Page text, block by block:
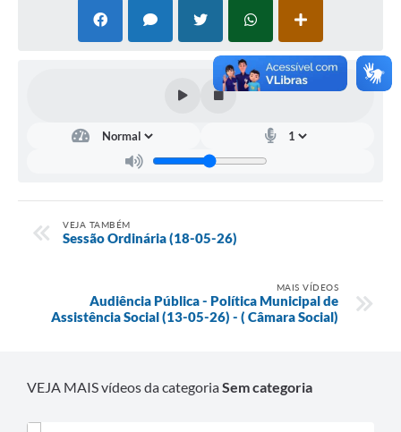
VEJA TAMBÉM
Sessão Ordinária (18-05-26)
MAIS VÍDEOS
Audiência Pública - Política Municipal de
Assistência Social (13-05-26) - ( Câmara Social)
VEJA MAIS vídeos da categoriaSem categoria